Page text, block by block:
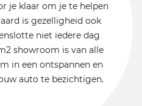
je klaar om je te helpen
is gezelligheid ook
niet iedere dag
showroom is van alle
in een ontspannen en
auto te bezichtigen.